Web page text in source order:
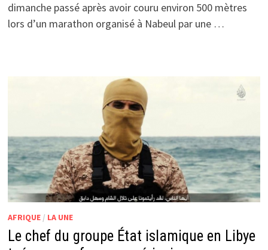
dimanche passé après avoir couru environ 500 mètres
lors d’un marathon organisé à Nabeul par une …
AFRIQUE/ LA UNE
Le chef du groupe État islamique en Libye